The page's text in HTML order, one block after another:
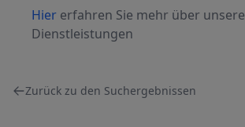
Hier erfahren Sie mehr über unsere
Dienstleistungen
Zurück zu den Suchergebnissen